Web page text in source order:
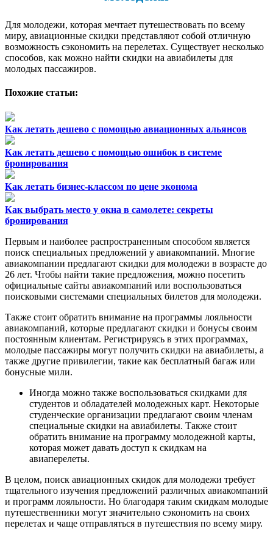
Для молодежи, которая мечтает путешествовать по всему
миру, авиационные скидки представляют собой отличную
возможность сэкономить на перелетах. Существует несколько
способов, как можно найти скидки на авиабилеты для
молодых пассажиров.
Похожие статьи:
Как летать дешево с помощью авиационных альянсов
Как летать дешево с помощью ошибок в системе
бронирования
Как летать бизнес-классом по цене эконома
Как выбрать место у окна в самолете: секреты
бронирования
Первым и наиболее распространенным способом является
поиск специальных предложений у авиакомпаний. Многие
авиакомпании предлагают скидки для молодежи в возрасте до
26 лет. Чтобы найти такие предложения, можно посетить
официальные сайты авиакомпаний или воспользоваться
поисковыми системами специальных билетов для молодежи.
Также стоит обратить внимание на программы лояльности
авиакомпаний, которые предлагают скидки и бонусы своим
постоянным клиентам. Регистрируясь в этих программах,
молодые пассажиры могут получить скидки на авиабилеты, а
также другие привилегии, такие как бесплатный багаж или
бонусные мили.
Иногда можно также воспользоваться скидками для
студентов и обладателей молодежных карт. Некоторые
студенческие организации предлагают своим членам
специальные скидки на авиабилеты. Также стоит
обратить внимание на программу молодежной карты,
которая может давать доступ к скидкам на
авиаперелеты.
В целом, поиск авиационных скидок для молодежи требует
тщательного изучения предложений различных авиакомпаний
и программ лояльности. Но благодаря таким скидкам молодые
путешественники могут значительно сэкономить на своих
перелетах и чаще отправляться в путешествия по всему миру.